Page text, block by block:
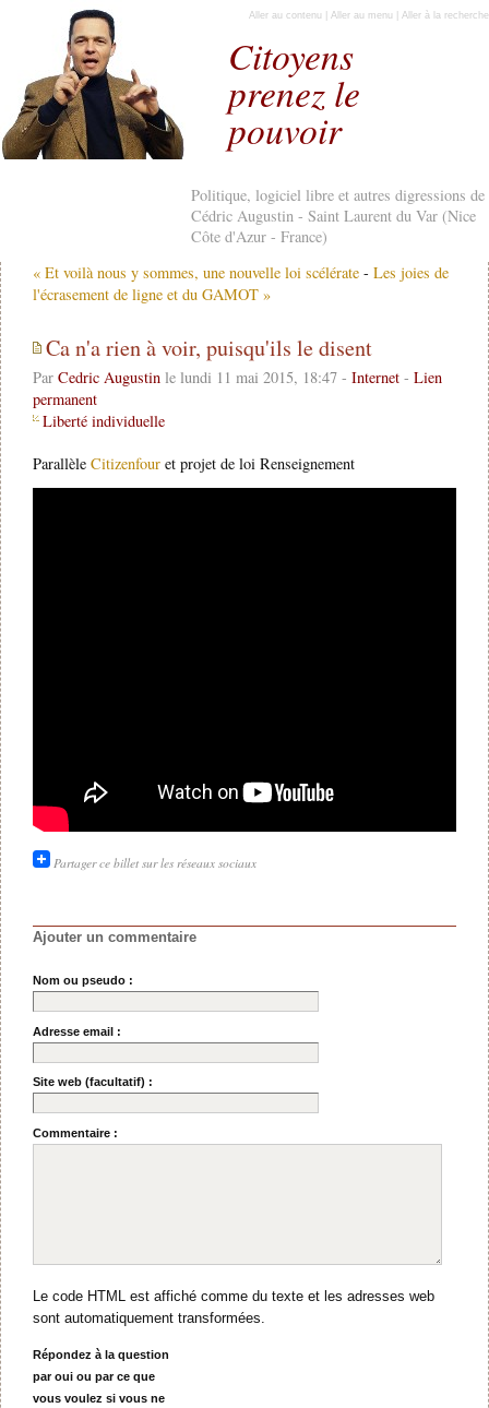
Citoyens
prenez le
pouvoir
Politique, logiciel libre et autres digressions de
Cédric Augustin - Saint Laurent du Var (Nice
Côte d'Azur - France)
Aller au contenu Aller au menu Aller à la recherche
« Et voilà nous y sommes, une nouvelle loi scélérate - Les joies de
l'écrasement de ligne et du GAMOT »
Ca n'a rien à voir, puisqu'ils le disent
Par Cedric Augustinle lundi 11 mai 2015, 18:47 - Internet- Lien
permanent
Liberté individuelle
Parallèle Citizenfouret projet de loi Renseignement
Partager ce billet sur les réseaux sociaux
Ajouter un commentaire
Nom ou pseudo :
Adresse email :
Site web (facultatif) :
Commentaire :
Le code HTML est affiché comme du texte et les adresses web
sont automatiquement transformées.
Répondez à la question
par oui ou par ce que
vous voulez si vous ne